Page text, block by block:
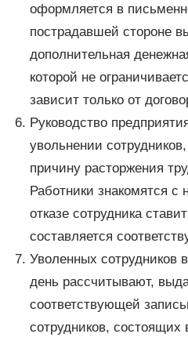
оформляется в
пострадавшей стороне
дополнительная
которой не
зависит только от
Руководство
увольнении
причину расторжения
Работники знакомятся
отказе сотрудника
составляется
Уволенных сотрудников
день рассчитывают,
соответствующей
сотрудников,